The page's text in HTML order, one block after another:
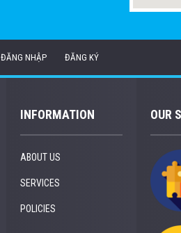
ĐĂNG NHẬP ĐĂNG KÝ
INFORMATION
ABOUT US
SERVICES
POLICIES
OUR